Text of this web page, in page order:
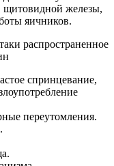
щитовидной железы,
яичников.
распространенное
спринцевание,
переутомления.